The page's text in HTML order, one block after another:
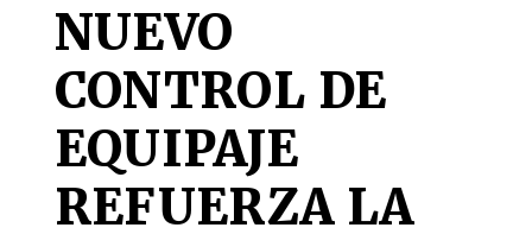
NUEVO
CONTROL DE
EQUIPAJE
REFUERZA LA